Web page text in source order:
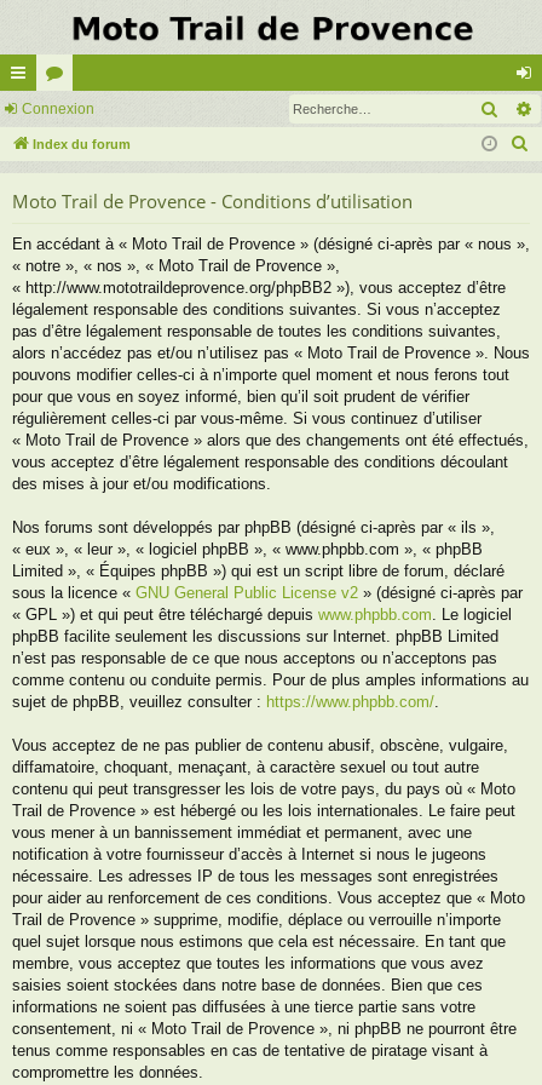
cc
ès
de
or
u
on
ne
Connexion
Index du forum
Moto Trail de Provence - Conditions d’utilisation
En accédant à « Moto Trail de Provence » (désigné ci-après par « nous »,
« notre », « nos », « Moto Trail de Provence »,
« http://www.mototraildeprovence.org/phpBB2 »), vous acceptez d’être
légalement responsable des conditions suivantes. Si vous n’acceptez
pas d’être légalement responsable de toutes les conditions suivantes,
alors n’accédez pas et/ou n’utilisez pas « Moto Trail de Provence ». Nous
pouvons modifier celles-ci à n’importe quel moment et nous ferons tout
pour que vous en soyez informé, bien qu’il soit prudent de vérifier
régulièrement celles-ci par vous-même. Si vous continuez d’utiliser
« Moto Trail de Provence » alors que des changements ont été effectués,
vous acceptez d’être légalement responsable des conditions découlant
des mises à jour et/ou modifications.
Nos forums sont développés par phpBB (désigné ci-après par « ils »,
« eux », « leur », « logiciel phpBB », « www.phpbb.com », « phpBB
Limited », « Équipes phpBB ») qui est un script libre de forum, déclaré
sous la licence « GNU General Public License v2 » (désigné ci-après par
« GPL ») et qui peut être téléchargé depuis www.phpbb.com . Le logiciel
phpBB facilite seulement les discussions sur Internet. phpBB Limited
n’est pas responsable de ce que nous acceptons ou n’acceptons pas
comme contenu ou conduite permis. Pour de plus amples informations au
sujet de phpBB, veuillez consulter : https://www.phpbb.com/
Vous acceptez de ne pas publier de contenu abusif, obscène, vulgaire,
diffamatoire, choquant, menaçant, à caractère sexuel ou tout autre
contenu qui peut transgresser les lois de votre pays, du pays où « Moto
Trail de Provence » est hébergé ou les lois internationales. Le faire peut
vous mener à un bannissement immédiat et permanent, avec une
notification à votre fournisseur d’accès à Internet si nous le jugeons
nécessaire. Les adresses IP de tous les messages sont enregistrées
pour aider au renforcement de ces conditions. Vous acceptez que « Moto
Trail de Provence » supprime, modifie, déplace ou verrouille n’importe
quel sujet lorsque nous estimons que cela est nécessaire. En tant que
membre, vous acceptez que toutes les informations que vous avez
saisies soient stockées dans notre base de données. Bien que ces
informations ne soient pas diffusées à une tierce partie sans votre
consentement, ni « Moto Trail de Provence », ni phpBB ne pourront être
tenus comme responsables en cas de tentative de piratage visant à
compromettre les données.